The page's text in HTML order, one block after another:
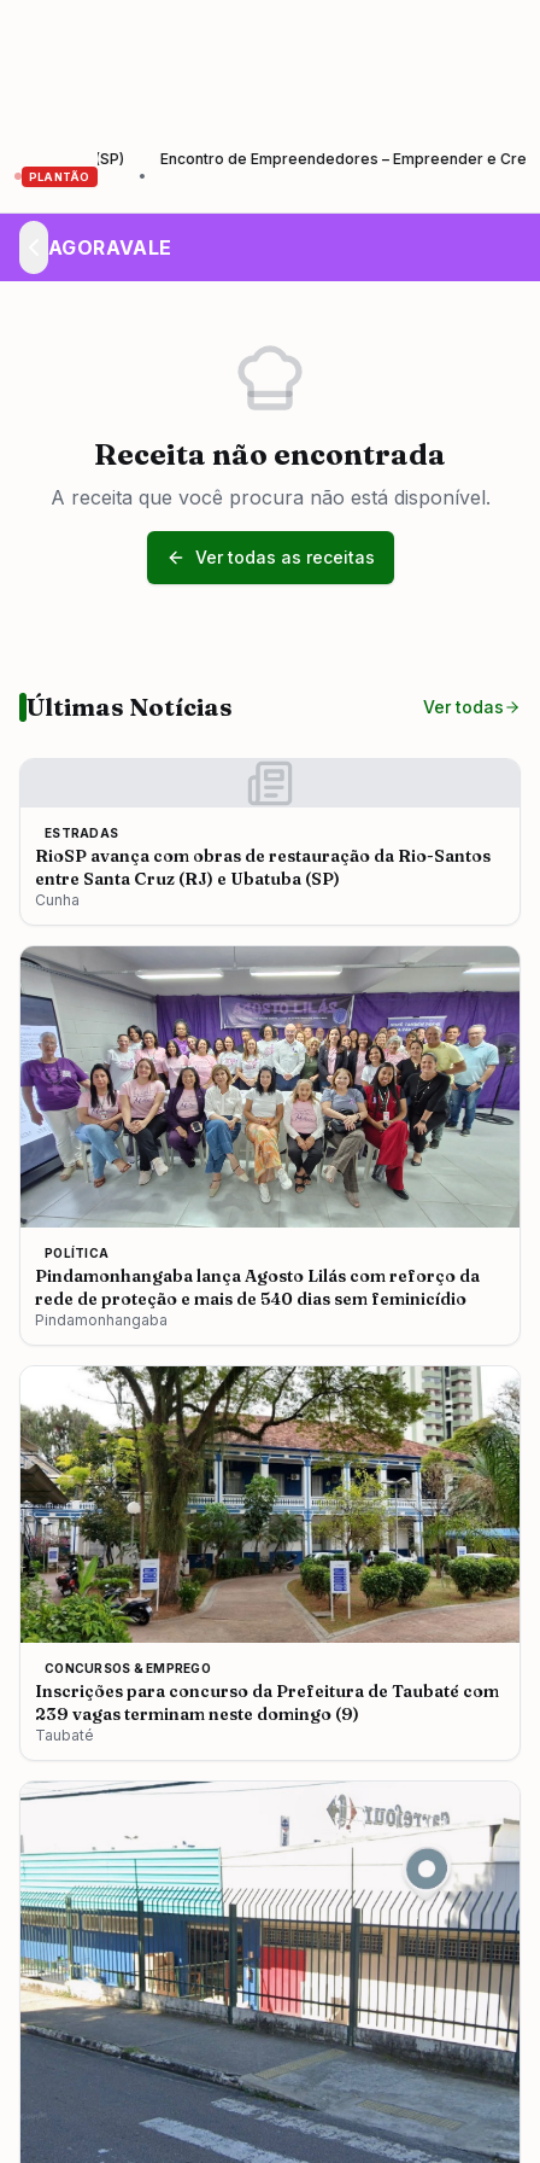
PLANTÃO
•
Encontro de Empreendedores – Empreender e Crescer:
AGORAVALE
Receita não encontrada
A receita que você procura não está disponível.
Ver todas as receitas
Últimas Notícias Ver todas
ESTRADAS
RioSP avança com obras de restauração da Rio-Santos
entre Santa Cruz (RJ) e Ubatuba (SP)
Cunha
POLÍTICA
Pindamonhangaba lança Agosto Lilás com reforço da
rede de proteção e mais de 540 dias sem feminicídio
Pindamonhangaba
CONCURSOS & EMPREGO
Inscrições para concurso da Prefeitura de Taubaté com
239 vagas terminam neste domingo (9)
Taubaté